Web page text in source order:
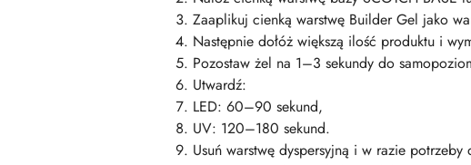
Zaaplikuj cienką warstwę Builder Gel jako
Następnie dołóż większą ilość produktu i
Pozostaw żel na 1–3 sekundy do
Utwardź:
LED: 60–90 sekund,
UV: 120–180 sekund.
Usuń warstwę dyspersyjną i w razie